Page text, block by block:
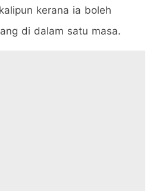
kerana ia boleh
di dalam satu masa.